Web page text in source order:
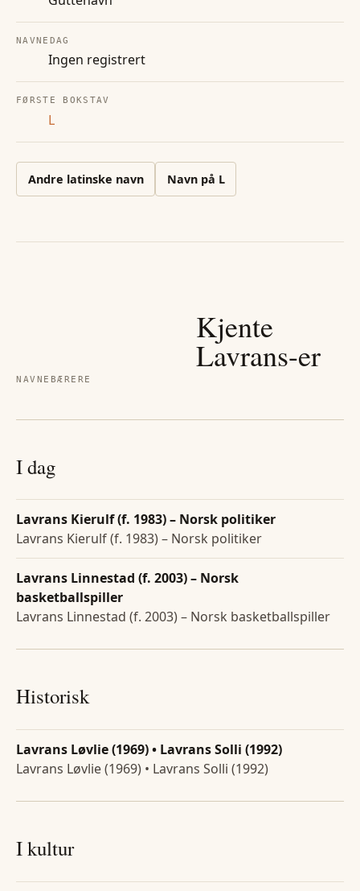
NAVNEDAG
Ingen registrert
FØRSTE BOKSTAV
L
Andre latinske navn Navn på L
NAVNEBÆRERE
Kjente
Lavrans-er
I dag
Lavrans Kierulf (f. 1983) – Norsk politiker
Lavrans Kierulf (f. 1983) – Norsk politiker
Lavrans Linnestad (f. 2003) – Norsk
basketballspiller
Lavrans Linnestad (f. 2003) – Norsk basketballspiller
Historisk
Lavrans Løvlie (1969) • Lavrans Solli (1992)
Lavrans Løvlie (1969) • Lavrans Solli (1992)
I kultur